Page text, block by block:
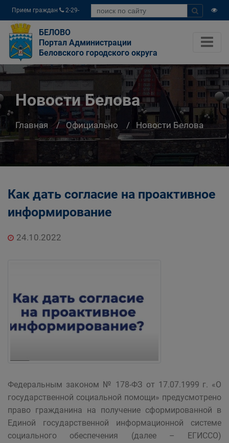
Прием граждан
2-29-
04
БЕЛОВО
Портал Администрации
Беловского городского округа
Новости Белова
Главная Официально Новости Белова
Как дать согласие на проактивное
информирование
24.10.2022
Федеральным законом № 178-ФЗ от 17.07.1999 г. «О
государственной социальной помощи» предусмотрено
право гражданина на получение сформированной в
Единой государственной информационной системе
социального обеспечения (далее – ЕГИССО)